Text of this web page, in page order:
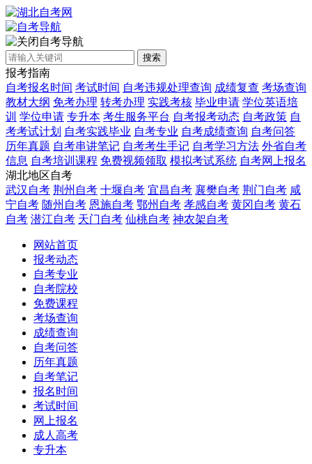
自考导航
搜索
报考指南
自考报名时间 考试时间 自考违规处理查询 成绩复查 考场查询
教材大纲 免考办理 转考办理 实践考核 毕业申请 学位英语培
训 学位申请 专升本 考生服务平台 自考报考动态 自考政策 自
考考试计划 自考实践毕业 自考专业 自考成绩查询 自考问答
历年真题 自考串讲笔记 自考考生手记 自考学习方法 外省自考
信息 自考培训课程 免费视频领取 模拟考试系统 自考网上报名
湖北地区自考
武汉自考 荆州自考 十堰自考 宜昌自考 襄樊自考 荆门自考 咸
宁自考 随州自考 恩施自考 鄂州自考 孝感自考 黄冈自考 黄石
自考 潜江自考 天门自考 仙桃自考 神农架自考
网站首页
报考动态
自考专业
自考院校
免费课程
考场查询
成绩查询
自考问答
历年真题
自考笔记
报名时间
考试时间
网上报名
成人高考
专升本